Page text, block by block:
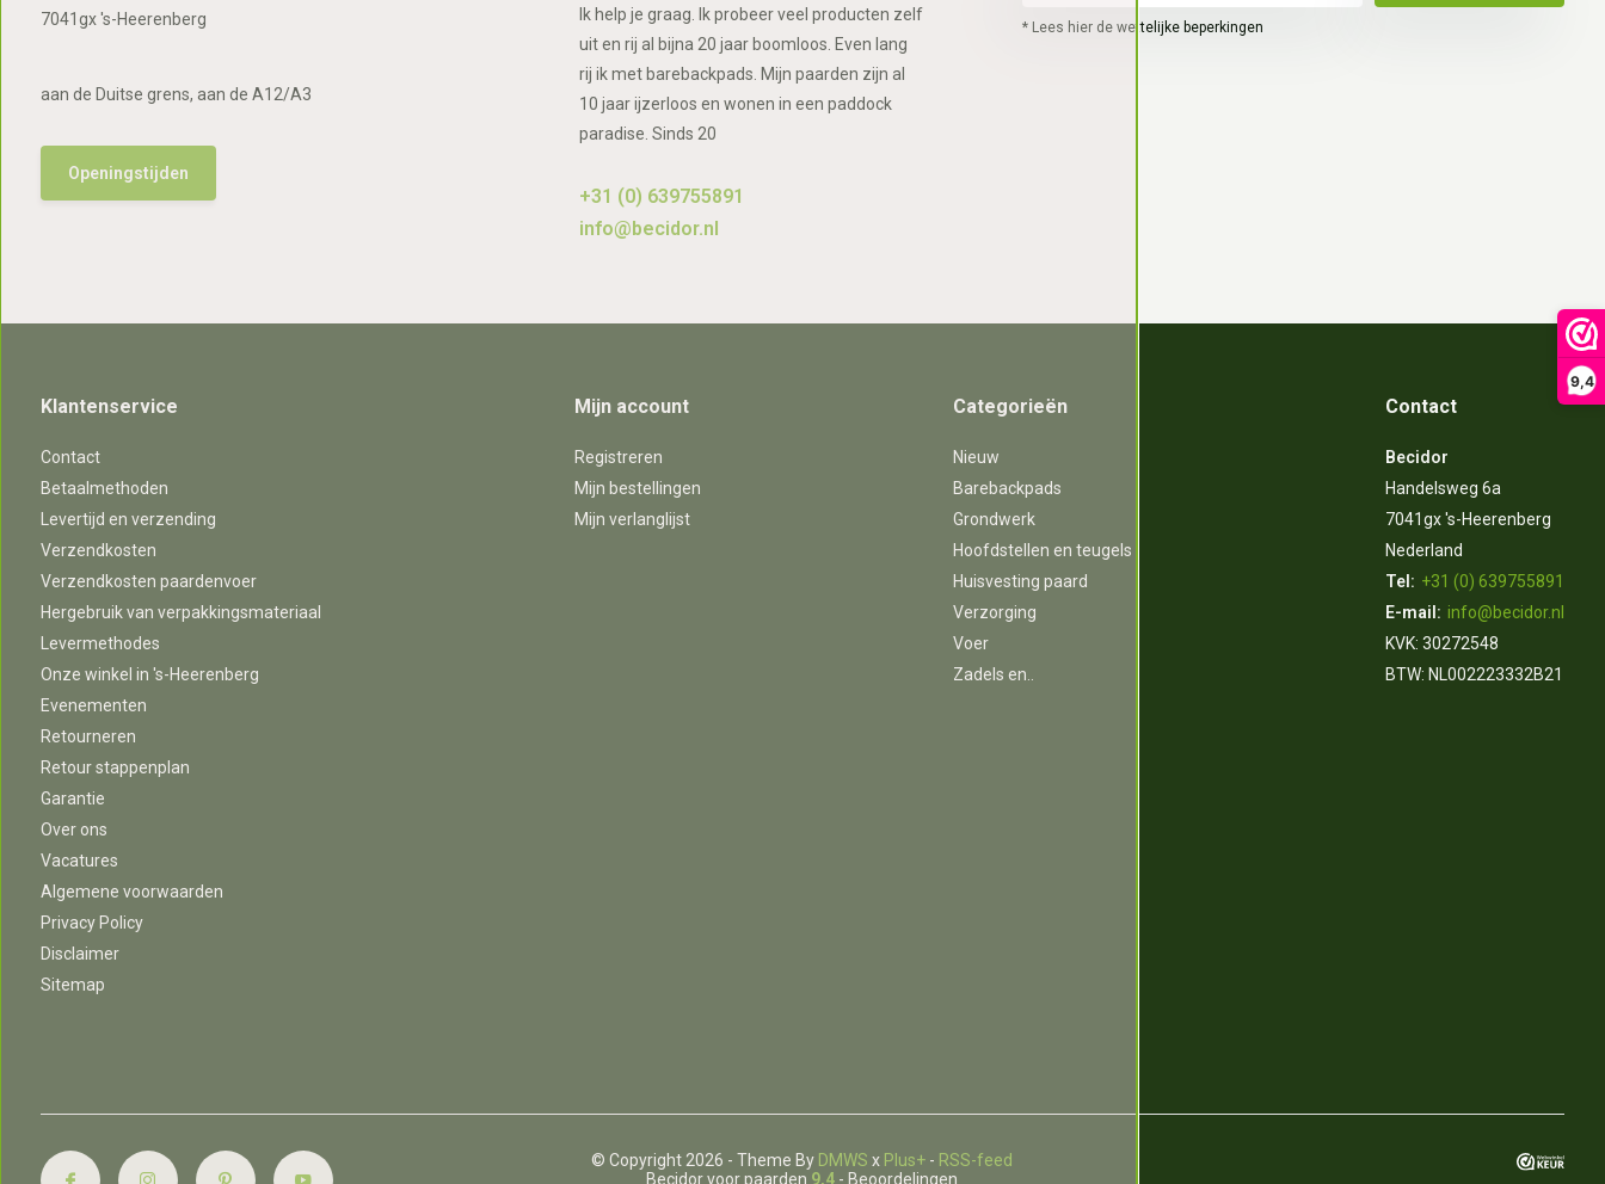
9,4
7041gx 's-Heerenberg
aan de Duitse grens, aan de A12/A3
Openingstijden
Ik help je graag. Ik probeer veel producten zelf
uit en rij al bijna 20 jaar boomloos. Even lang
rij ik met barebackpads. Mijn paarden zijn al
10 jaar ijzerloos en wonen in een paddock
paradise. Sinds 20
+31 (0) 639755891
info@becidor.nl
* Lees hier de wettelijke beperkingen
Klantenservice
Contact
Betaalmethoden
Levertijd en verzending
Verzendkosten
Verzendkosten paardenvoer
Hergebruik van verpakkingsmateriaal
Levermethodes
Onze winkel in 's-Heerenberg
Evenementen
Retourneren
Retour stappenplan
Garantie
Over ons
Vacatures
Algemene voorwaarden
Privacy Policy
Disclaimer
Sitemap
Mijn account
Registreren
Mijn bestellingen
Mijn verlanglijst
Categorieën
Nieuw
Barebackpads
Grondwerk
Hoofdstellen en teugels
Huisvesting paard
Verzorging
Voer
Zadels en..
Contact
Becidor
Handelsweg 6a
7041gx 's-Heerenberg
Nederland
Tel: +31 (0) 639755891
E-mail: info@becidor.nl
KVK: 30272548
BTW: NL002223332B21
© Copyright 2026 - Theme By DMWS x Plus+ - RSS-feed
Becidor voor paarden 9,4 - Beoordelingen